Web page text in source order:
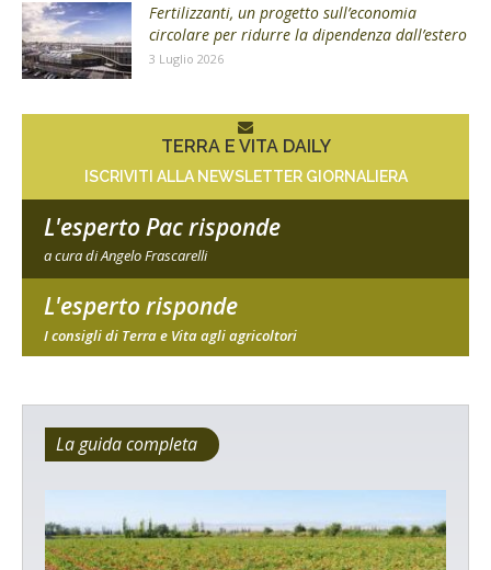
Fertilizzanti, un progetto sull’economia
circolare per ridurre la dipendenza dall’estero
3 Luglio 2026
TERRA E VITA DAILY
ISCRIVITI ALLA NEWSLETTER GIORNALIERA
L'esperto Pac risponde
a cura di Angelo Frascarelli
L'esperto risponde
I consigli di Terra e Vita agli agricoltori
La guida completa